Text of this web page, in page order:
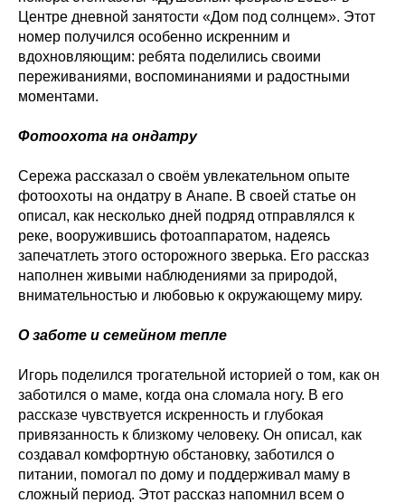
Центре дневной занятости «Дом под солнцем». Этот
номер получился особенно искренним и
вдохновляющим: ребята поделились своими
переживаниями, воспоминаниями и радостными
моментами.
Фотоохота на ондатру
Сережа рассказал о своём увлекательном опыте
фотоохоты на ондатру в Анапе. В своей статье он
описал, как несколько дней подряд отправлялся к
реке, вооружившись фотоаппаратом, надеясь
запечатлеть этого осторожного зверька. Его рассказ
наполнен живыми наблюдениями за природой,
внимательностью и любовью к окружающему миру.
О заботе и семейном тепле
Игорь поделился трогательной историей о том, как он
заботился о маме, когда она сломала ногу. В его
рассказе чувствуется искренность и глубокая
привязанность к близкому человеку. Он описал, как
создавал комфортную обстановку, заботился о
питании, помогал по дому и поддерживал маму в
сложный период. Этот рассказ напомнил всем о